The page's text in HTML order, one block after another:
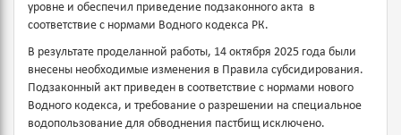
уровне и обеспечил приведение подзаконного акта в
соответствие с нормами Водного кодекса РК.
В результате проделанной работы, 14 октября 2025 года были
внесены необходимые изменения в Правила субсидирования.
Подзаконный акт приведен в соответствие с нормами нового
Водного кодекса, и требование о разрешении на специальное
водопользование для обводнения пастбищ исключено.